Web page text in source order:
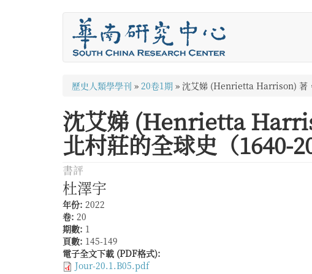
您
在
這
裡
歷史人類學學刊 » 20卷1期 » 沈艾娣 (Henrietta Harrison) 著
沈艾娣 (Henrietta
北村莊的全球史（1640-
書評
杜澤宇
年份: 2022
卷: 20
期數: 1
頁數: 145-149
電子全文下載 (PDF格式):
Jour-20.1.B05.pdf